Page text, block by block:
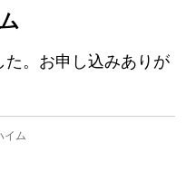
。お申し込みありが
イム